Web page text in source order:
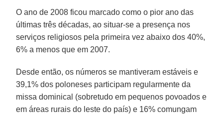
O ano de 2008 ficou marcado como o pior ano das
últimas três décadas, ao situar-se a presença nos
serviços religiosos pela primeira vez abaixo dos 40%,
6% a menos que em 2007.
Desde então, os números se mantiveram estáveis e
39,1% dos poloneses participam regularmente da
missa dominical (sobretudo em pequenos povoados e
em áreas rurais do leste do país) e 16% comungam